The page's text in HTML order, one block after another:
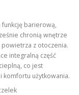
funkcję barierową,
chronią wnętrze
z otoczenia.
integralną część
co jest
komfortu użytkowania.